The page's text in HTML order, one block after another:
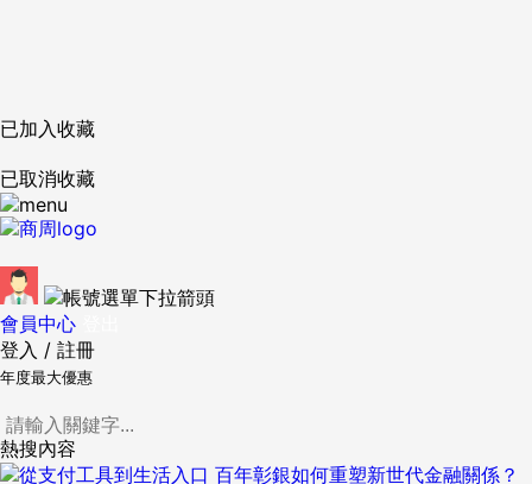
已加入收藏
已取消收藏
會員中心
登入 / 註冊
年度最大優惠
熱搜內容